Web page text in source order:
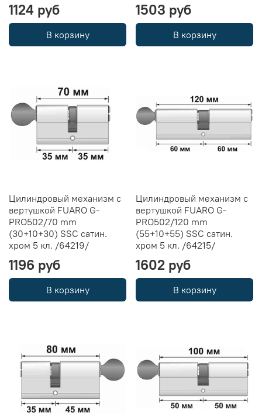
1124 руб
В корзину
1503 руб
В корзину
Цилиндровый механизм с
вертушкой FUARO G-
PRO502/70 mm
(30+10+30) SSC сатин.
хром 5 кл. /64219/
1196 руб
В корзину
Цилиндровый механизм с
вертушкой FUARO G-
PRO502/120 mm
(55+10+55) SSC сатин.
хром 5 кл. /64215/
1602 руб
В корзину